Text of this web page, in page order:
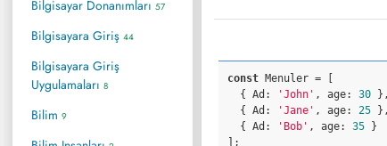
Bilgisayar Donanımları 57
Bilgisayara Giriş 44
Bilgisayara Giriş
Uygulamaları 8
Bilim 9
const Menuler = [
  {
Ad : 'John' , age: 30 },
  {
Ad : 'Jane' , age: 25 },
  {
Ad : 'Bob' , age: 35 }
];